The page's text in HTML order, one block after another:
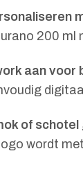
200
aan voor
of
wordt